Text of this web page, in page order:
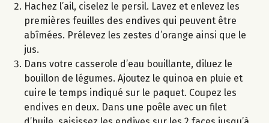
Hachez l’ail, ciselez le persil. Lavez et enlevez les
premières feuilles des endives qui peuvent être
abîmées. Prélevez les zestes d’orange ainsi que le
jus.
Dans votre casserole d’eau bouillante, diluez le
bouillon de légumes. Ajoutez le quinoa en pluie et
cuire le temps indiqué sur le paquet. Coupez les
endives en deux. Dans une poêle avec un filet